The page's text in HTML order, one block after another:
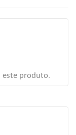
este produto.
sua lista de